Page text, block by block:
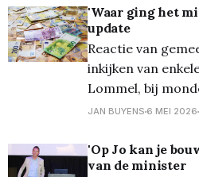
stad Lommel op
treft ook inwoners
enkele baantjes trekken. De
om het
'Waar ging het
update
Reactie van
inkijken van enkele
Lommel, bij
Jean-Jacques
via inzagerecht
factuur van liefst
JAN BUYENS 6 MEI 2026
'Op Jo kan je
van de minister